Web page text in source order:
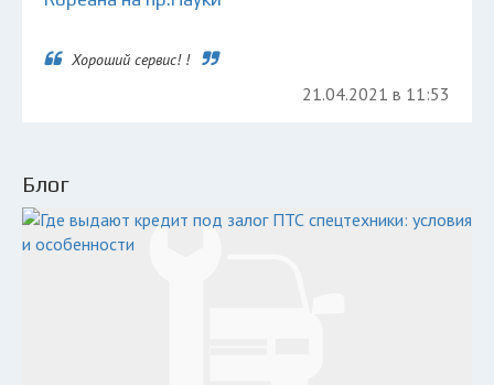
Хороший сервис! !
21.04.2021 в 11:53
Блог